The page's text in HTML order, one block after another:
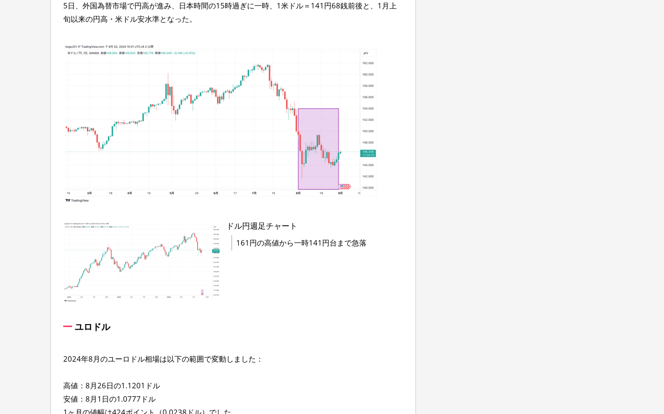
5日、外国為替市場で円高が進み、日本時間の15時過ぎに一時、1米ドル＝141円68銭前後と、1月上
旬以来の円高・米ドル安水準となった。
ドル円週足チャート
161円の高値から一時141円台まで急落
ユロドル
2024年8月のユーロドル相場は以下の範囲で変動しました：
高値：8月26日の1.1201ドル
安値：8月1日の1.0777ドル
1ヶ月の値幅は424ポイント（0.0238ドル）でした。